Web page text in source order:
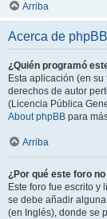
Arriba
Acerca de phpBB
¿Quién programó
Esta aplicación (en
derechos de autor
(Licencia Pública
About phpBB para
Arriba
¿Por qué este foro
Este foro fue escrito y
se debe añadir
(en Inglés), donde se